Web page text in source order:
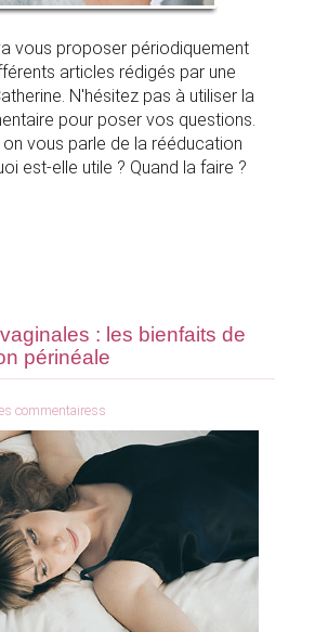
vous proposer périodiquement
articles rédigés par une
N'hésitez pas à utiliser la
pour poser vos questions.
vous parle de la rééducation
est-elle utile ? Quand la faire ?
: les bienfaits de
périnéale
commentairess